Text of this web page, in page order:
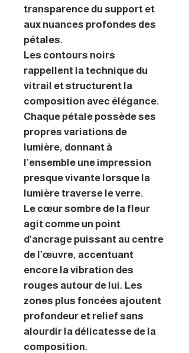
transparence du support et
aux nuances profondes des
pétales.
Les contours noirs
rappellent la technique du
vitrail et structurent la
composition avec élégance.
Chaque pétale possède ses
propres variations de
lumière, donnant à
l’ensemble une impression
presque vivante lorsque la
lumière traverse le verre.
Le cœur sombre de la fleur
agit comme un point
d’ancrage puissant au centre
de l’œuvre, accentuant
encore la vibration des
rouges autour de lui. Les
zones plus foncées ajoutent
profondeur et relief sans
alourdir la délicatesse de la
composition.